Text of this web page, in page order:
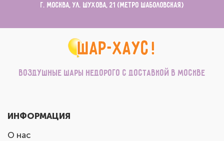
г. Москва, ул. Шухова, 21 (метро Шаболовская)
Воздушные шары недорого с доставкой в Москве
ИНФОРМАЦИЯ
О нас